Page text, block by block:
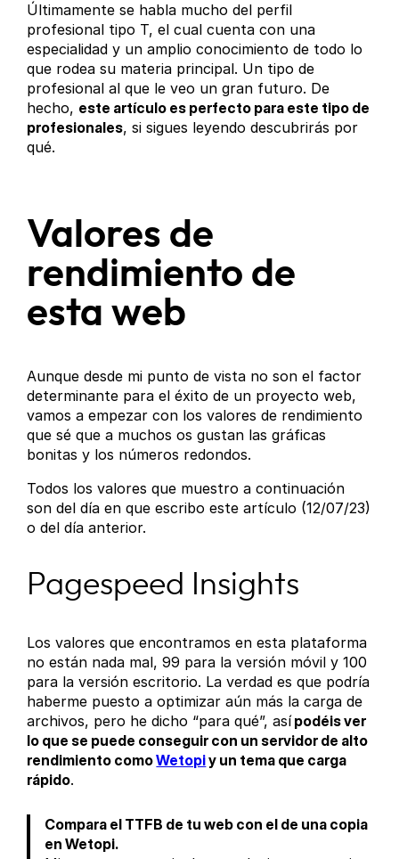
Últimamente se habla mucho del perfil
profesional tipo T, el cual cuenta con una
especialidad y un amplio conocimiento de todo lo
que rodea su materia principal. Un tipo de
profesional al que le veo un gran futuro. De
hecho, este artículo es perfecto para este tipo de
profesionales, si sigues leyendo descubrirás por
qué.
Valores de
rendimiento de
esta web
Aunque desde mi punto de vista no son el factor
determinante para el éxito de un proyecto web,
vamos a empezar con los valores de rendimiento
que sé que a muchos os gustan las gráficas
bonitas y los números redondos.
Todos los valores que muestro a continuación
son del día en que escribo este artículo (12/07/23)
o del día anterior.
Pagespeed Insights
Los valores que encontramos en esta plataforma
no están nada mal, 99 para la versión móvil y 100
para la versión escritorio. La verdad es que podría
haberme puesto a optimizar aún más la carga de
archivos, pero he dicho “para qué”, asípodéis ver
lo que se puede conseguir con un servidor de alto
rendimiento comoWetopiy un tema que carga
rápido.
Compara el TTFB de tu web con el de una copia
en Wetopi.